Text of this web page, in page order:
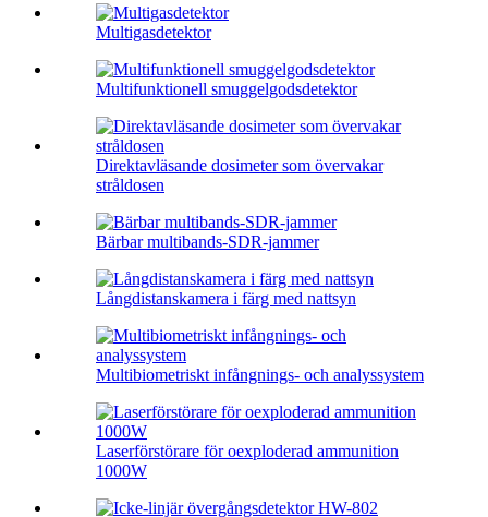
Multigasdetektor
Multifunktionell smuggelgodsdetektor
Direktavläsande dosimeter som övervakar
stråldosen
Bärbar multibands-SDR-jammer
Långdistanskamera i färg med nattsyn
Multibiometriskt infångnings- och analyssystem
Laserförstörare för oexploderad ammunition
1000W